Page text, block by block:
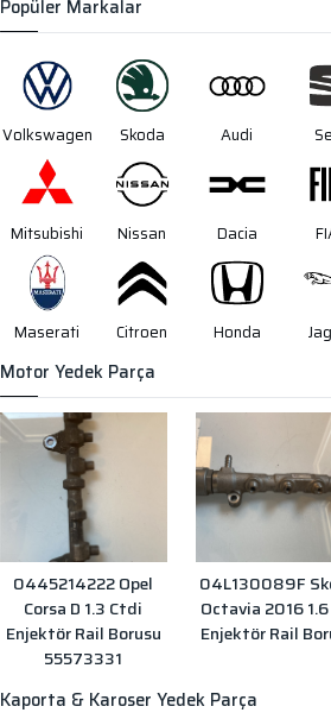
Popüler Markalar
Volkswagen Skoda Audi
Mitsubishi Nissan Dacia
Maserati Citroen Honda
Motor Yedek Parça
0445214222 Opel
Corsa D 1.3 Ctdi
Enjektör Rail Borusu
55573331
04L130089F
Octavia 2016
Enjektör Rail
Kaporta & Karoser Yedek Parça